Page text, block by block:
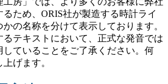
ため、ORIS社が製造する時計ライ
の名称を分けて表示しております。
るテキストにおいて、正式な発音では
していることをご了承ください。何
げます。